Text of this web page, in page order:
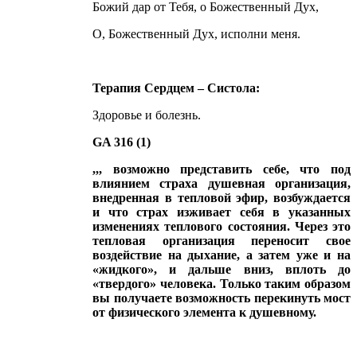
Божий дар от Тебя, о Божественный Дух,
О, Божественный Дух, исполни меня.
Терапия Сердцем – Систола:
Здоровье и болезнь.
GA 316 (1)
,,, возможно представить себе, что под
влиянием страха душевная организация,
внедренная в тепловой эфир, возбуждается
и что страх изживает себя в указанных
изменениях теплового состояния. Через это
тепловая организация переносит свое
воздействие на дыхание, а затем уже и на
«жидкого», и дальше вниз, вплоть до
«твердого» человека. Только таким образом
вы получаете возможность перекинуть мост
от физического элемента к душевному.